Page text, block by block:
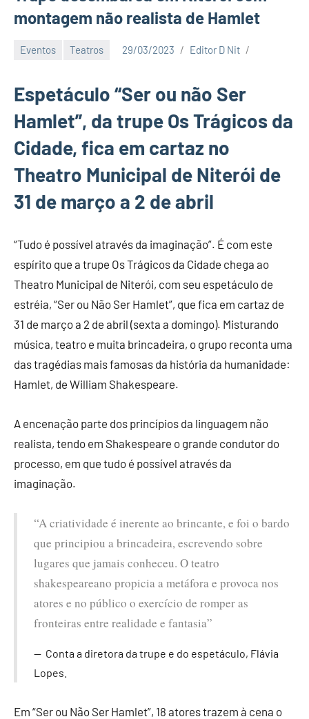
montagem não realista de Hamlet
Eventos Teatros 29/03/2023 Editor D Nit
Espetáculo “Ser ou não Ser
Hamlet”, da trupe Os Trágicos da
Cidade, fica em cartaz no
Theatro Municipal de Niterói de
31 de março a 2 de abril
“Tudo é possível através da imaginação”. É com este
espírito que a trupe Os Trágicos da Cidade chega ao
Theatro Municipal de Niterói, com seu espetáculo de
estréia, “Ser ou Não Ser Hamlet”, que fica em cartaz de
31 de março a 2 de abril (sexta a domingo). Misturando
música, teatro e muita brincadeira, o grupo reconta uma
das tragédias mais famosas da história da humanidade:
Hamlet, de William Shakespeare.
A encenação parte dos princípios da linguagem não
realista, tendo em Shakespeare o grande condutor do
processo, em que tudo é possível através da
imaginação.
“A criatividade é inerente ao brincante, e foi o bardo
que principiou a brincadeira, escrevendo sobre
lugares que jamais conheceu. O teatro
shakespeareano propicia a metáfora e provoca nos
atores e no público o exercício de romper as
fronteiras entre realidade e fantasia”
Conta a diretora da trupe e do espetáculo, Flávia
Lopes.
Em “Ser ou Não Ser Hamlet”, 18 atores trazem à cena o